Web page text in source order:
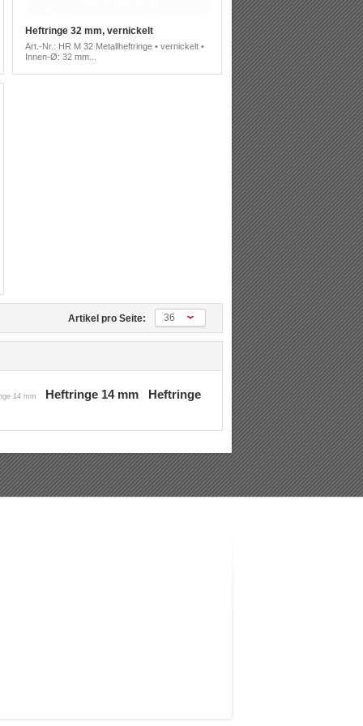
Heftringe 32 mm, vernickelt
Art.-Nr.: HR M 32 Metallheftringe • vernickelt •
Innen-Ø: 32 mm...
Artikel pro Seite: 36
14 mm Heftringe 14 mm Heftringe